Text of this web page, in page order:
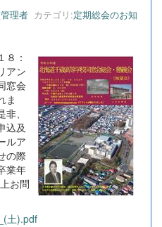
理者 カテゴリ:定期総会のお知
：
アン
窓会
ま
、
込及
ルア
の際
業年
お問
土).pdf